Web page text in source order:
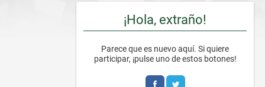
¡Hola, extraño!
Parece que es nuevo aquí. Si quiere
participar, ¡pulse uno de estos botones!